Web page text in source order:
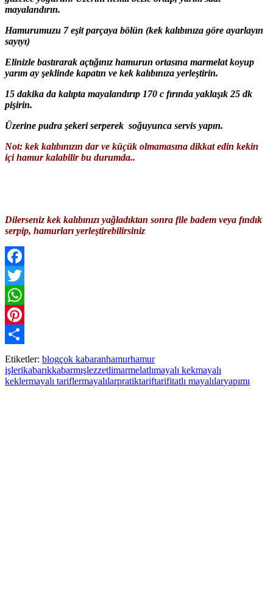
mayalandırın.
Hamurumuzu 7 eşit parçaya bölün (kek kalıbınıza göre ayarlayın
sayıyı)
Elinizle bastırarak açtığınız hamurun ortasına marmelat koyup
yarım ay şeklinde kapatın ve kek kalıbınıza yerleştirin.
15 dakika da kalıpta mayalandırıp 170 c fırında yaklaşık 25 dk
pişirin.
Üzerine pudra şekeri serperek soğuyunca servis yapın.
Not: kek kalıbınızın dar ve küçük olmamasına dikkat edin kekin
içi hamur kalabilir bu durumda..
Dilerseniz kek kalıbınızı yağladıktan sonra file badem veya fındık
serpip, hamurları yerleştirebilirsiniz
Facebook
Twitter
WhatsApp
Pinterest
Paylaş
Etiketler: blogçok kabaranhamurhamur
işlerikabarıkkabarmışlezzetlimarmelatlımayalı kekmayalı
keklermayalı tariflermayalılarpratiktariftarifitatlı mayalılaryapımı